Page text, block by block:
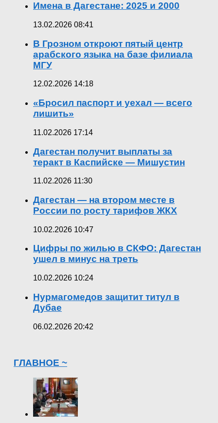
Имена в Дагестане: 2025 и 2000
13.02.2026 08:41
В Грозном откроют пятый центр
арабского языка на базе филиала
МГУ
12.02.2026 14:18
«Бросил паспорт и уехал — всего
лишить»
11.02.2026 17:14
Дагестан получит выплаты за
теракт в Каспийске — Мишустин
11.02.2026 11:30
Дагестан — на втором месте в
России по росту тарифов ЖКХ
10.02.2026 10:47
Цифры по жилью в СКФО: Дагестан
ушел в минус на треть
10.02.2026 10:24
Нурмагомедов защитит титул в
Дубае
06.02.2026 20:42
ГЛАВНОЕ ~